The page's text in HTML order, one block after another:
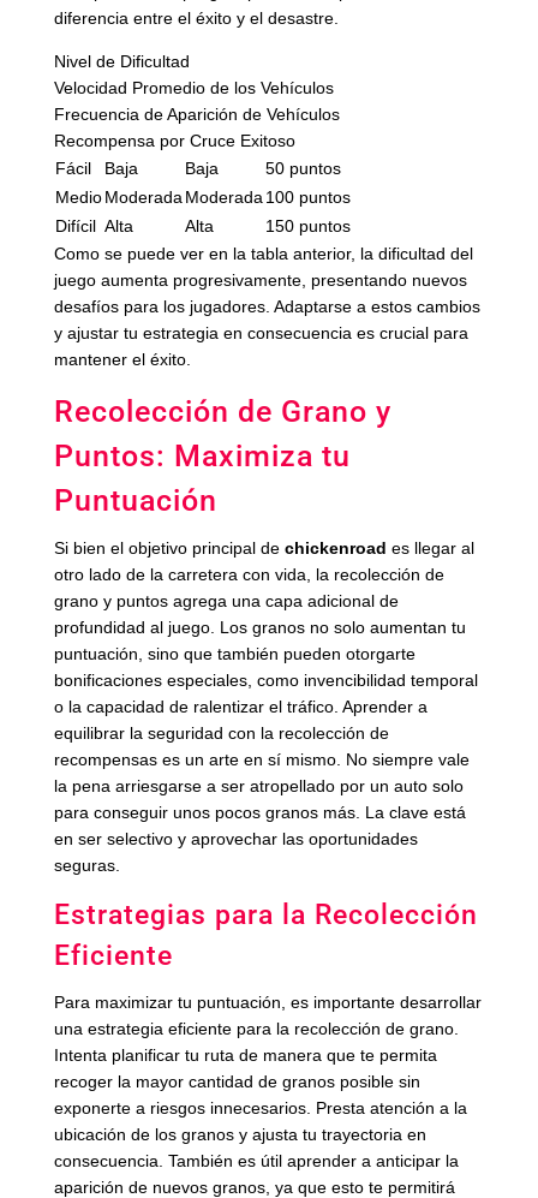
diferencia entre el éxito y el desastre.
Nivel de Dificultad
Velocidad Promedio de los Vehículos
Frecuencia de Aparición de Vehículos
Recompensa por Cruce Exitoso
Fácil
Baja Baja
50 puntos
Medio Moderada Moderada 100 puntos
Difícil Alta Alta
150 puntos
Como se puede ver en la tabla anterior, la dificultad del
juego aumenta progresivamente, presentando nuevos
desafíos para los jugadores. Adaptarse a estos cambios
y ajustar tu estrategia en consecuencia es crucial para
mantener el éxito.
Recolección de Grano y
Puntos: Maximiza tu
Puntuación
Si bien el objetivo principal de chickenroad es llegar al
otro lado de la carretera con vida, la recolección de
grano y puntos agrega una capa adicional de
profundidad al juego. Los granos no solo aumentan tu
puntuación, sino que también pueden otorgarte
bonificaciones especiales, como invencibilidad temporal
o la capacidad de ralentizar el tráfico. Aprender a
equilibrar la seguridad con la recolección de
recompensas es un arte en sí mismo. No siempre vale
la pena arriesgarse a ser atropellado por un auto solo
para conseguir unos pocos granos más. La clave está
en ser selectivo y aprovechar las oportunidades
seguras.
Estrategias para la Recolección
Eficiente
Para maximizar tu puntuación, es importante desarrollar
una estrategia eficiente para la recolección de grano.
Intenta planificar tu ruta de manera que te permita
recoger la mayor cantidad de granos posible sin
exponerte a riesgos innecesarios. Presta atención a la
ubicación de los granos y ajusta tu trayectoria en
consecuencia. También es útil aprender a anticipar la
aparición de nuevos granos, ya que esto te permitirá